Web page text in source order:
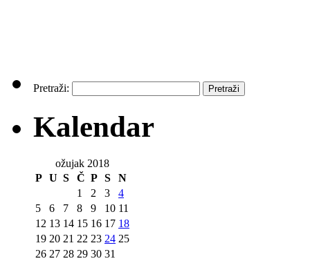
Pretraži:
Kalendar
ožujak 2018
P U S Č P S
N
1
2 3
4
5
6 7 8 9 10 11
12 13 14 15 16 17 18
19 20 21 22 23 24 25
26 27 28 29 30 31